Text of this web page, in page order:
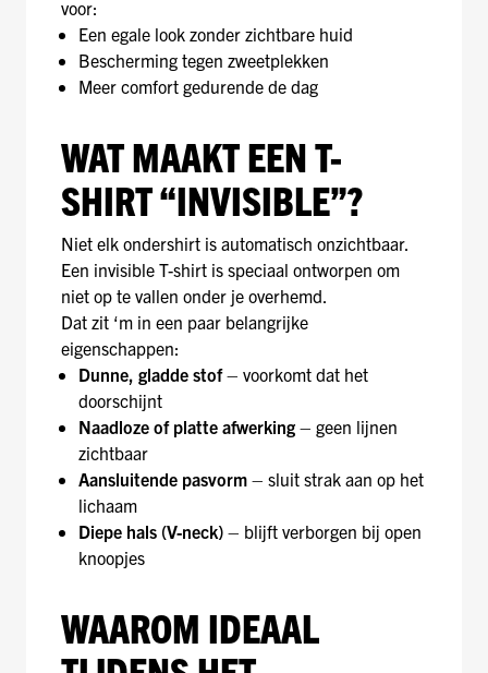
voor:
Een egale look zonder zichtbare huid
Bescherming tegen zweetplekken
Meer comfort gedurende de dag
WAT MAAKT EEN T-
SHIRT “INVISIBLE”?
Niet elk ondershirt is automatisch onzichtbaar.
Een invisible T-shirt is speciaal ontworpen om
niet op te vallen onder je overhemd.
Dat zit ‘m in een paar belangrijke
eigenschappen:
Dunne, gladde stof– voorkomt dat het
doorschijnt
Naadloze of platte afwerking – geen lijnen
zichtbaar
Aansluitende pasvorm – sluit strak aan op het
lichaam
Diepe hals (V-neck) – blijft verborgen bij open
knoopjes
WAAROM IDEAAL